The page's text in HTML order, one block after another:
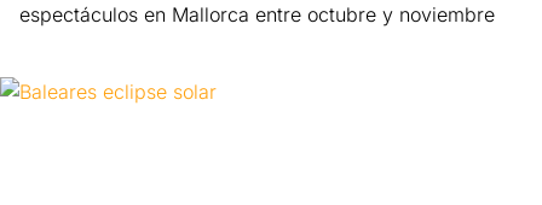
espectáculos en Mallorca entre octubre y noviembre